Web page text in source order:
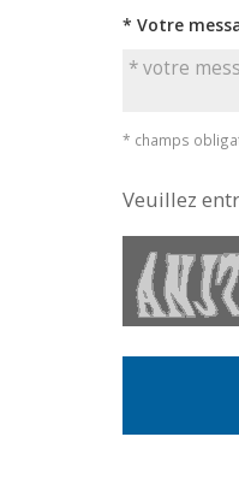
* Votre
* champs
Veuillez